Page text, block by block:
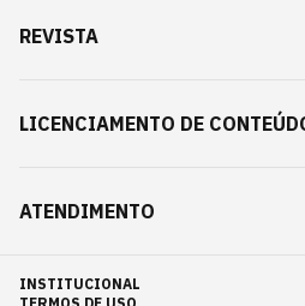
REVISTA
LICENCIAMENTO DE
ATENDIMENTO
INSTITUCIONAL